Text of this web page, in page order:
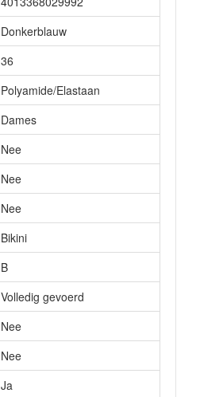
Donkerblauw
36
Polyamide/Elastaan
Dames
Nee
Nee
Nee
Bikini
B
Volledig gevoerd
Nee
Nee
Ja